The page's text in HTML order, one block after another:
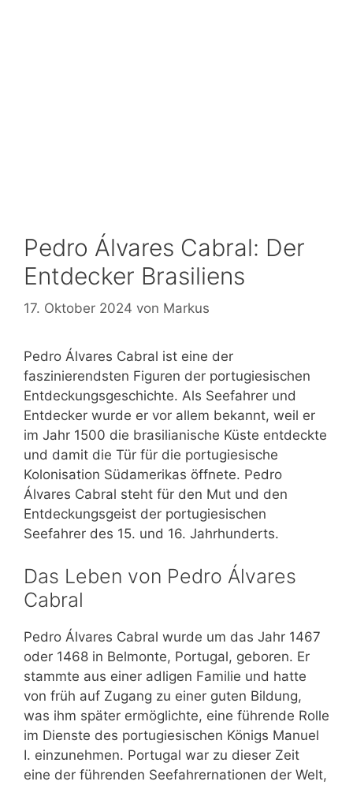
Pedro Álvares Cabral: Der
Entdecker Brasiliens
17. Oktober 2024 von Markus
Pedro Álvares Cabral ist eine der
faszinierendsten Figuren der portugiesischen
Entdeckungsgeschichte. Als Seefahrer und
Entdecker wurde er vor allem bekannt, weil er
im Jahr 1500 die brasilianische Küste entdeckte
und damit die Tür für die portugiesische
Kolonisation Südamerikas öffnete. Pedro
Álvares Cabral steht für den Mut und den
Entdeckungsgeist der portugiesischen
Seefahrer des 15. und 16. Jahrhunderts.
Das Leben von Pedro Álvares
Cabral
Pedro Álvares Cabral wurde um das Jahr 1467
oder 1468 in Belmonte, Portugal, geboren. Er
stammte aus einer adligen Familie und hatte
von früh auf Zugang zu einer guten Bildung,
was ihm später ermöglichte, eine führende Rolle
im Dienste des portugiesischen Königs Manuel
I. einzunehmen. Portugal war zu dieser Zeit
eine der führenden Seefahrernationen der Welt,